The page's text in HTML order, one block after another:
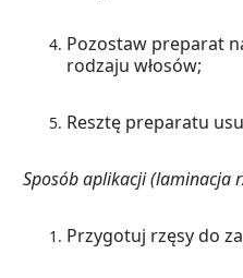
Pozostaw preparat
rodzaju włosów;
Resztę preparatu
Sposób aplikacji (laminacja
Przygotuj rzęsy do